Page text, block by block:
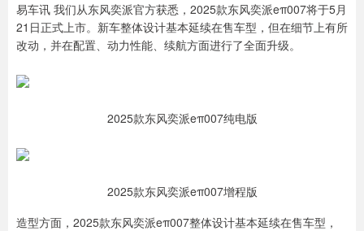
易车讯 我们从东风奕派官方获悉，2025款东风奕派eπ007将于5月
21日正式上市。新车整体设计基本延续在售车型，但在细节上有所
改动，并在配置、动力性能、续航方面进行了全面升级。
2025款东风奕派eπ007纯电版
2025款东风奕派eπ007增程版
造型方面，2025款东风奕派eπ007整体设计基本延续在售车型，